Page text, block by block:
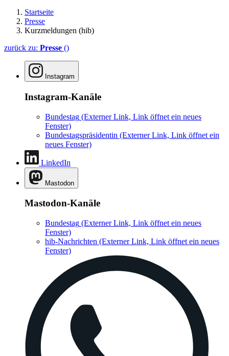
Startseite
Presse
Kurzmeldungen (hib)
zurück zu: Presse ()
Instagram
Instagram-Kanäle
Bundestag (Externer Link, Link öffnet ein neues
Fenster)
Bundestagspräsidentin (Externer Link, Link öffnet ein
neues Fenster)
LinkedIn
Mastodon
Mastodon-Kanäle
Bundestag (Externer Link, Link öffnet ein neues
Fenster)
hib-Nachrichten (Externer Link, Link öffnet ein neues
Fenster)